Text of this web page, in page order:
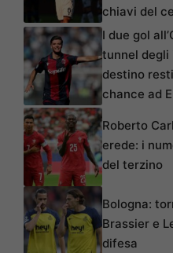
chiavi del
I due gol
tunnel
destino
chance ad
Roberto
erede: i
del terzino
Bologna:
Brassier e
difesa